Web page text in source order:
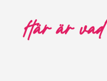
Här är